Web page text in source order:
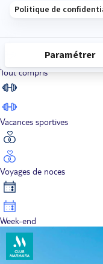
Tout compris
Vacances sportives
Voyages de noces
Week-end